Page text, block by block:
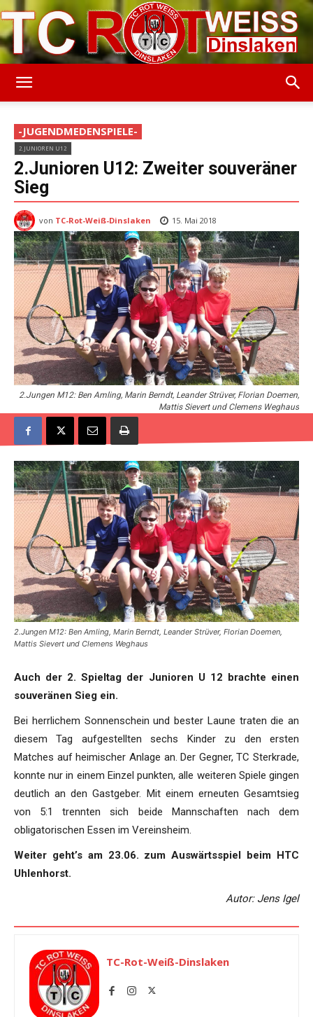
Weiss
Dinslaken
-JUGENDMEDENSPIELE-
2.JUNIOREN U12
2.Junioren U12: Zweiter souveräner
Sieg
von TC-Rot-Weiß-Dinslaken 15. Mai 2018
2.Jungen M12: Ben Amling, Marin Berndt, Leander Strüver, Florian Doemen,
Mattis Sievert und Clemens Weghaus
2.Jungen M12: Ben Amling, Marin Berndt, Leander Strüver, Florian Doemen,
Mattis Sievert und Clemens Weghaus
Auch der 2. Spieltag der Junioren U 12 brachte einen
souveränen Sieg ein.
Bei herrlichem Sonnenschein und bester Laune traten die an
diesem Tag aufgestellten sechs Kinder zu den ersten
Matches auf heimischer Anlage an. Der Gegner, TC Sterkrade,
konnte nur in einem Einzel punkten, alle weiteren Spiele gingen
deutlich an den Gastgeber. Mit einem erneuten Gesamtsieg
von 5:1 trennten sich beide Mannschaften nach dem
obligatorischen Essen im Vereinsheim.
Weiter geht’s am 23.06. zum Auswärtsspiel beim HTC
Uhlenhorst.
Autor: Jens Igel
TC-Rot-Weiß-Dinslaken